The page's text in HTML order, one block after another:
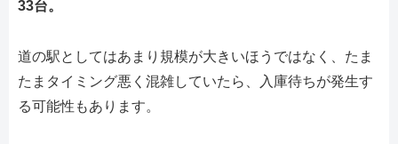
33台。
道の駅としてはあまり規模が大きいほうではなく、たま
たまタイミング悪く混雑していたら、入庫待ちが発生す
る可能性もあります。